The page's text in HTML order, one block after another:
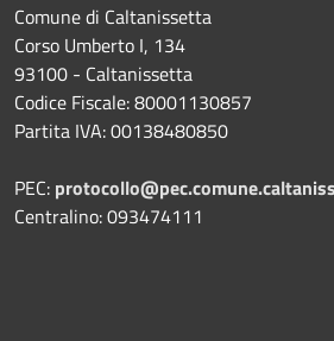
Comune di Caltanissetta
Corso Umberto I, 134
93100 - Caltanissetta
Codice Fiscale: 80001130857
Partita IVA: 00138480850
PEC:
Centralino: 093474111